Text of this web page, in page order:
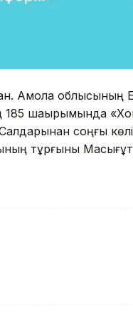
Ақмола облысының
шақырымында
соңғы
тұрғыны